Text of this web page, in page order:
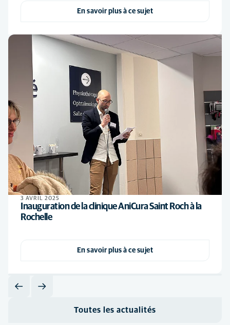
En savoir plus à ce sujet
3 AVRIL 2025
Inauguration de la clinique AniCura Saint Roch à la
Rochelle
En savoir plus à ce sujet
Toutes les actualités